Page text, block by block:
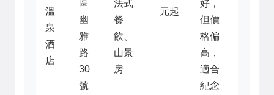
溫
泉
酒
店
區
幽
雅
路
30
號
法式
餐
飲、
山景
房
元起
好，
但價
格偏
高，
適合
紀念